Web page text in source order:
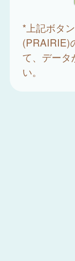
*上記ボタ
(PRAIRIE)
て、デー
い。